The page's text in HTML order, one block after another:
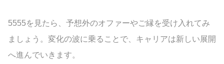
5555を見たら、予想外のオファーやご縁を受け入れてみ
ましょう。変化の波に乗ることで、キャリアは新しい展開
へ進んでいきます。